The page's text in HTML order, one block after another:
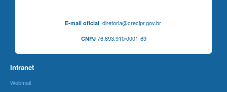
E-mail oficialdiretoria@crecipr.gov.br
CNPJ76.693.910/0001-69
Intranet
Webmail